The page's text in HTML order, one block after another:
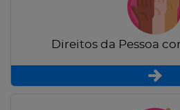
Direitos da Pessoa